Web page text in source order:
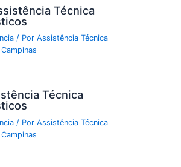
Técnica
/ PorAssistência Técnica
Técnica
/ PorAssistência Técnica